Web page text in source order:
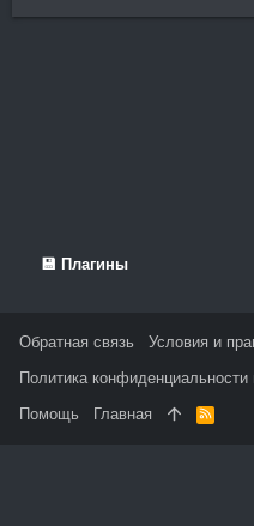
💾 Плагины
Обратная связь
Условия и
Политика конфиденциальности
Помощь
Главная
R